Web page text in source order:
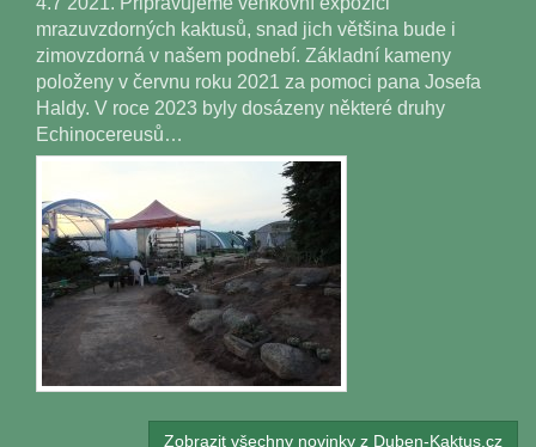
mrazuvzdorných kaktusů, snad jich většina bude i
zimovzdorná v našem podnebí. Základní kameny
položeny v červnu roku 2021 za pomoci pana Josefa
Haldy. V roce 2023 byly dosázeny některé druhy
Echinocereusů…
Zobrazit všechny novinky z Duben-Kaktus.cz